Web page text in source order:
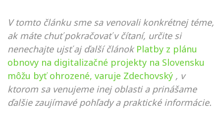
V tomto článku sme sa venovali konkrétnej téme,
ak máte chuť pokračovať v čítaní, určite si
nenechajte ujsť aj ďalší článok Platby z plánu
obnovy na digitalizačné projekty na Slovensku
môžu byť ohrozené, varuje Zdechovský , v
ktorom sa venujeme inej oblasti a prinášame
ďalšie zaujímavé pohľady a praktické informácie.